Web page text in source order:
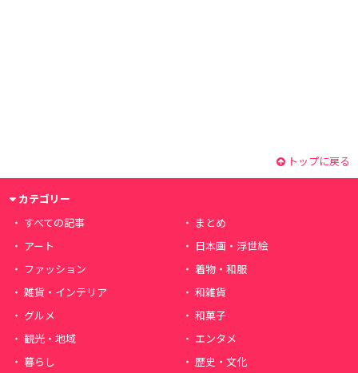
トップに戻る
カテゴリー
すべての記事
まとめ
アート
日本画・浮世絵
ファッション
着物・和服
雑貨・インテリア
和雑貨
グルメ
和菓子
観光・地域
エンタメ
暮らし
歴史・文化